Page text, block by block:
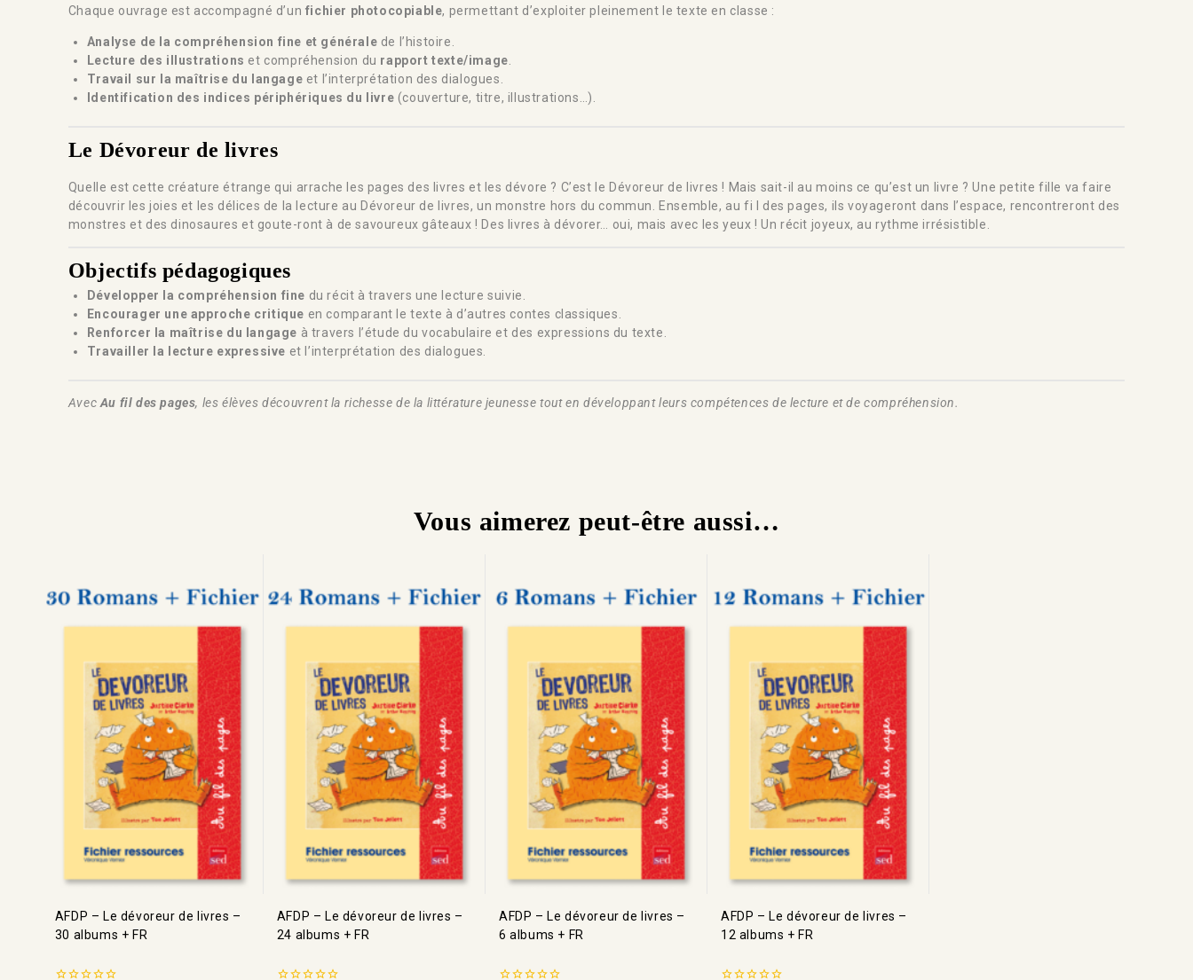
Chaque ouvrage est accompagné d’un fichier photocopiable, permettant d’exploiter pleinement le texte en classe :
Analyse de la compréhension fine et générale de l’histoire.
Lecture des illustrations et compréhension du rapport texte/image
Travail sur la maîtrise du langage et l’interprétation des dialogues.
Identification des indices périphériques du livre (couverture, titre, illustrations…).
Le Dévoreur de livres
Quelle est cette créature étrange qui arrache les pages des livres et les dévore ? C’est le Dévoreur de livres ! Mais sait-il au moins ce qu’est un livre ? Une petite fille va faire
découvrir les joies et les délices de la lecture au Dévoreur de livres, un monstre hors du commun. Ensemble, au fi l des pages, ils voyageront dans l’espace, rencontreront des
monstres et des dinosaures et goute-ront à de savoureux gâteaux ! Des livres à dévorer… oui, mais avec les yeux ! Un récit joyeux, au rythme irrésistible.
Objectifs pédagogiques
Développer la compréhension fine du récit à travers une lecture suivie.
Encourager une approche critique en comparant le texte à d’autres contes classiques.
Renforcer la maîtrise du langage à travers l’étude du vocabulaire et des expressions du texte.
Travailler la lecture expressive et l’interprétation des dialogues.
Avec Au fil des pages, les élèves découvrent la richesse de la littérature jeunesse tout en développant leurs compétences de lecture et de compréhension.
Vous aimerez peut-être aussi…
AFDP – Le dévoreur de livres –
30 albums + FR
AFDP – Le dévoreur de livres –
24 albums + FR
AFDP – Le dévoreur de livres –
6 albums + FR
AFDP – Le dévoreur de livres –
12 albums + FR